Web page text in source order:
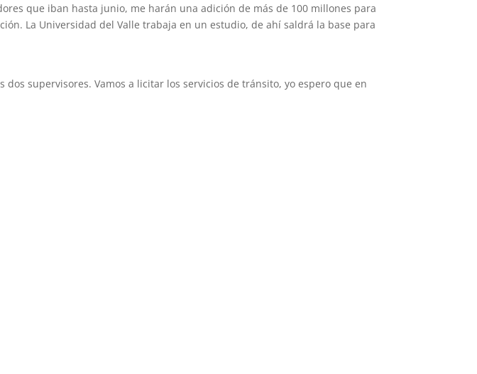
que iban hasta junio, me harán una adición de más de 100 millones para
La Universidad del Valle trabaja en un estudio, de ahí saldrá la base para
supervisores. Vamos a licitar los servicios de tránsito, yo espero que en